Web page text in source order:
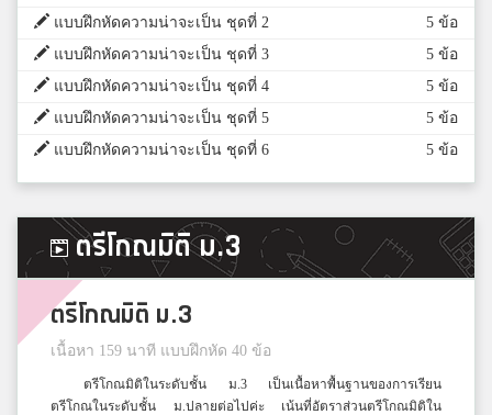
แบบฝึกหัดความน่าจะเป็น ชุดที่ 2
5 ข้อ
แบบฝึกหัดความน่าจะเป็น ชุดที่ 3
5 ข้อ
แบบฝึกหัดความน่าจะเป็น ชุดที่ 4
5 ข้อ
แบบฝึกหัดความน่าจะเป็น ชุดที่ 5
5 ข้อ
แบบฝึกหัดความน่าจะเป็น ชุดที่ 6
5 ข้อ
ตรีโกณมิติ ม.3
ตรีโกณมิติ ม.3
เนื้อหา 159 นาที แบบฝึกหัด 40 ข้อ
ตรีโกณมิติในระดับชั้น ม.3 เป็นเนื้อหาพื้นฐานของการเรียน
ตรีโกณในระดับชั้น ม.ปลายต่อไปค่ะ เน้นที่อัตราส่วนตรีโกณมิติใน